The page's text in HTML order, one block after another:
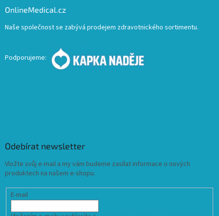
OnlineMedical.cz
Naše společnost se zabývá prodejem zdravotnického sortimentu.
Podporujeme:
Odebírat newsletter
Vložte svůj e-mail a my vám budeme zasílat informace o nových
produktech na našem e-shopu.
E-mail